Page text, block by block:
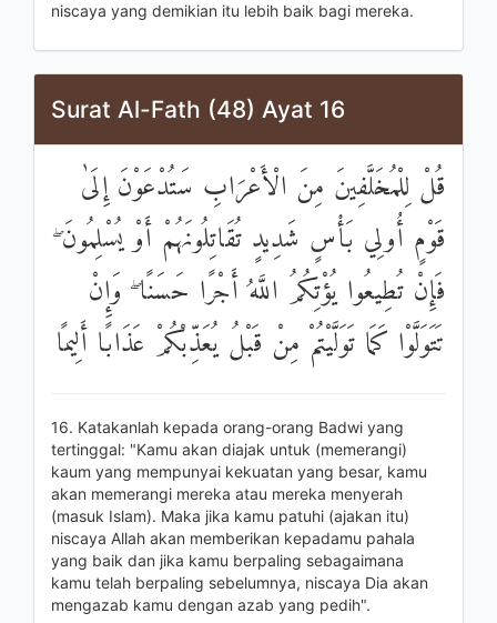
niscaya yang demikian itu lebih baik bagi mereka.
Surat Al-Fath (48) Ayat 16
قُلْ لِلْمُخَلَّفِينَ مِنَ الْأَعْرَابِ سَتُدْعَوْنَ إِلَىٰ
قَوْمٍ أُولِي بَأْسٍ شَدِيدٍ تُقَاتِلُونَهُمْ أَوْ يُسْلِمُونَ ۖ
فَإِنْ تُطِيعُوا يُؤْتِكُمُ اللَّهُ أَجْرًا حَسَنًا ۖ وَإِنْ
تَتَوَلَّوْا كَمَا تَوَلَّيْتُمْ مِنْ قَبْلُ يُعَذِّبْكُمْ عَذَابًا أَلِيمًا
16. Katakanlah kepada orang-orang Badwi yang
tertinggal: "Kamu akan diajak untuk (memerangi)
kaum yang mempunyai kekuatan yang besar, kamu
akan memerangi mereka atau mereka menyerah
(masuk Islam). Maka jika kamu patuhi (ajakan itu)
niscaya Allah akan memberikan kepadamu pahala
yang baik dan jika kamu berpaling sebagaimana
kamu telah berpaling sebelumnya, niscaya Dia akan
mengazab kamu dengan azab yang pedih".